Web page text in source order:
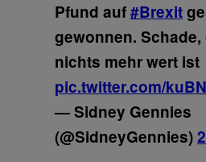
Pfund auf#Brexit
gewonnen. Schade,
nichts mehr wert ist
pic.twitter.com/
— Sidney Gennies
(@SidneyGennies)